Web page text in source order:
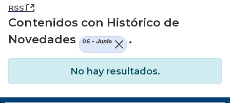
RSS (Abre una nueva ventana)
Contenidos con Histórico de
Novedades
06 - Junio .
No hay resultados.